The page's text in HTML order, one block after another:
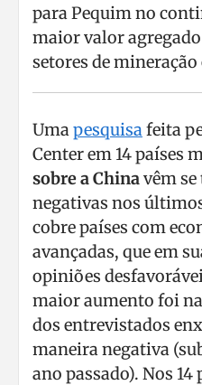
para Pequim no
maior valor
setores de
Umapesquisafeita
Center em 14 países
sobre a Chinavêm
negativas nos
cobre países com
avançadas, que em
opiniões
maior aumento foi
dos entrevistados
maneira negativa
ano passado). Nos 14